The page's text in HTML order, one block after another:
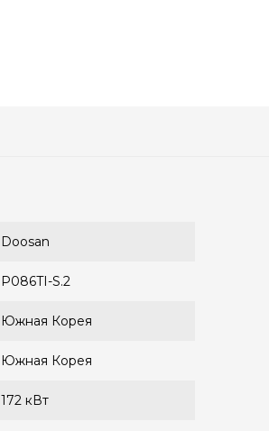
Doosan
P086TI-S.2
Южная Корея
Южная Корея
172 кВт